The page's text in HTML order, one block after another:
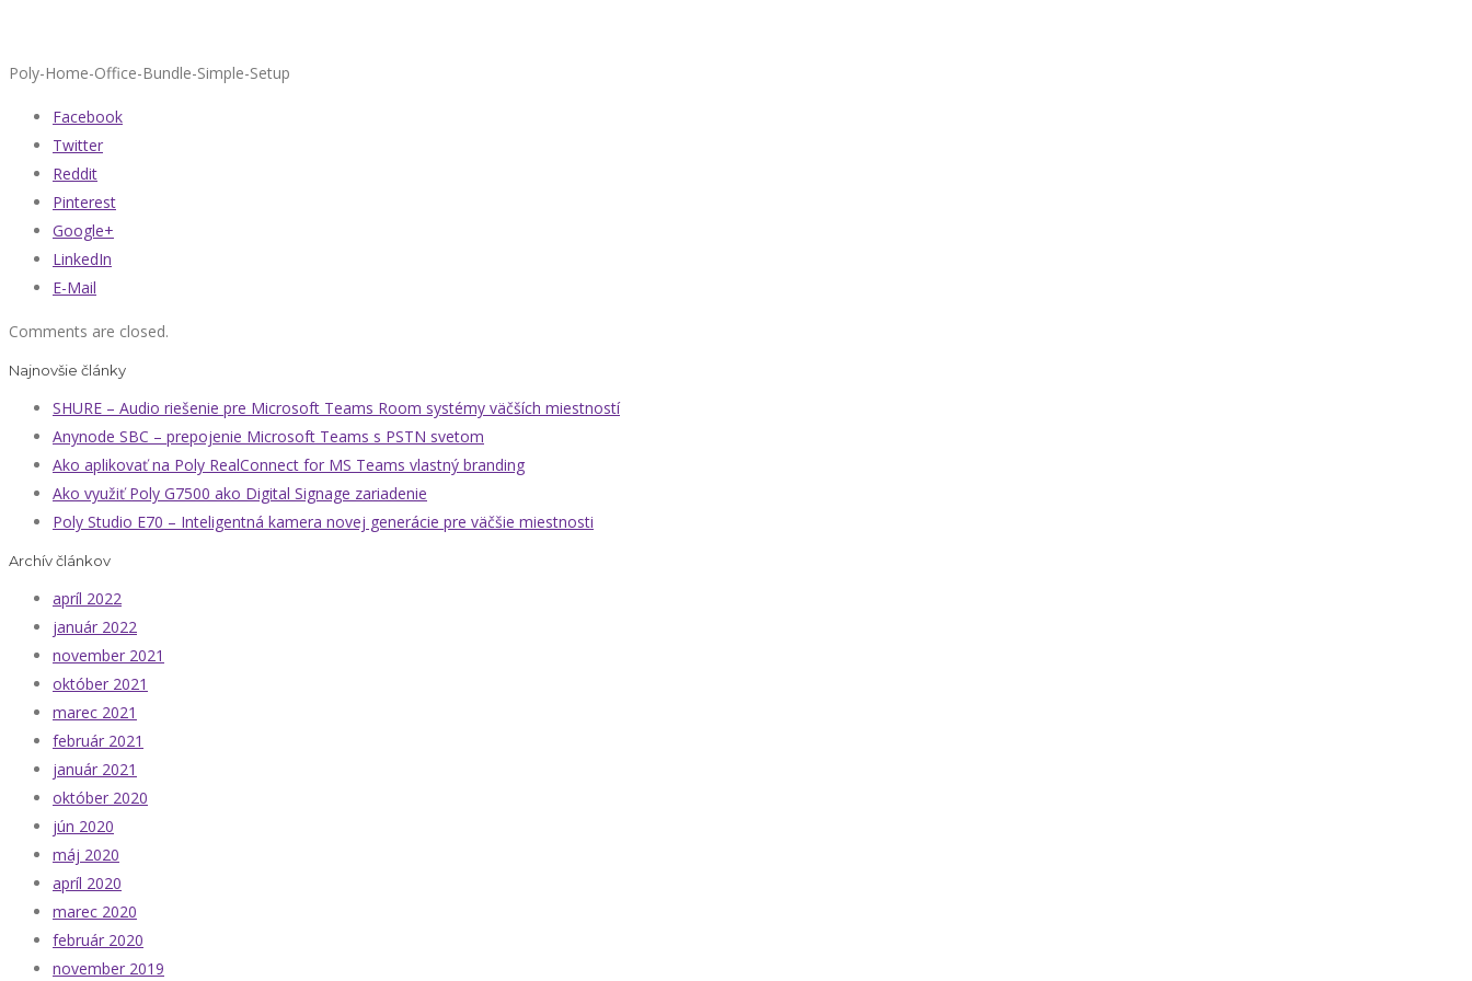
Poly-Home-Office-Bundle-Simple-Setup
Facebook
Twitter
Reddit
Pinterest
Google+
LinkedIn
E-Mail
Comments are closed.
Najnovšie články
SHURE – Audio riešenie pre Microsoft Teams Room systémy väčších miestností
Anynode SBC – prepojenie Microsoft Teams s PSTN svetom
Ako aplikovať na Poly RealConnect for MS Teams vlastný branding
Ako využiť Poly G7500 ako Digital Signage zariadenie
Poly Studio E70 – Inteligentná kamera novej generácie pre väčšie miestnosti
Archív článkov
apríl 2022
január 2022
november 2021
október 2021
marec 2021
február 2021
január 2021
október 2020
jún 2020
máj 2020
apríl 2020
marec 2020
február 2020
november 2019